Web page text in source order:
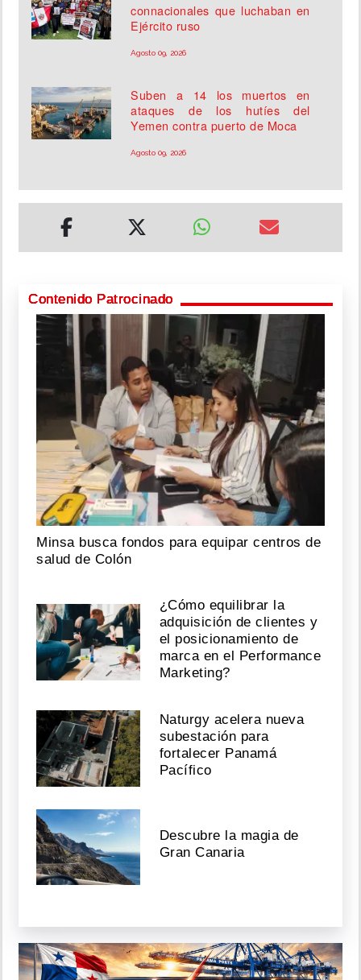
connacionales que luchaban en
Ejército ruso
Agosto 09, 2026
Suben a 14 los muertos en
ataques de los hutíes del
Yemen contra puerto de Moca
Agosto 09, 2026
Contenido Patrocinado
Minsa busca fondos para equipar centros de
salud de Colón
¿Cómo equilibrar la
adquisición de clientes y
el posicionamiento de
marca en el Performance
Marketing?
Naturgy acelera nueva
subestación para
fortalecer Panamá
Pacífico
Descubre la magia de
Gran Canaria